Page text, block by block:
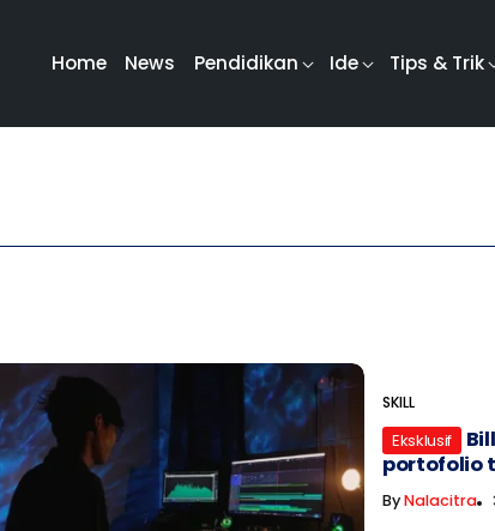
Home News Pendidikan Ide Tips & Trik
SKILL
Eksklusif
portofolio
ByNalacitra